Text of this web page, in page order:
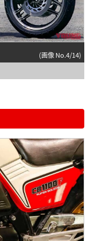
(画像 No.4/14)